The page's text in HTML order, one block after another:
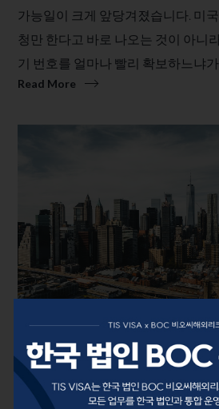
가능일이 크게 앞당겨졌습니다. 미
청만 한다고 바로 나오는 것이 아니
기 번호를 얼마나 빨리 확보하느냐
Read More
August 19, 2025